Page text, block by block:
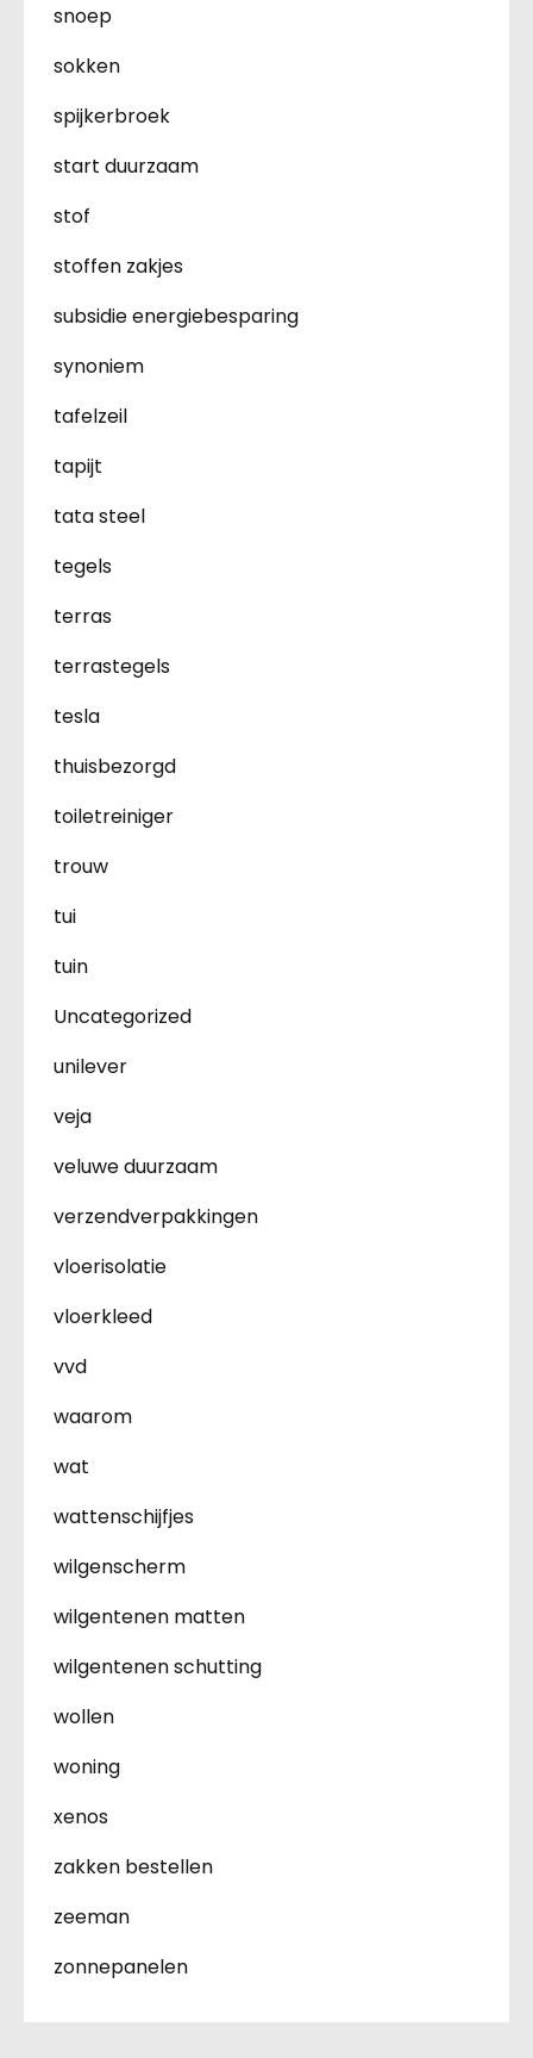
snoep
sokken
spijkerbroek
start duurzaam
stof
stoffen zakjes
subsidie energiebesparing
synoniem
tafelzeil
tapijt
tata steel
tegels
terras
terrastegels
tesla
thuisbezorgd
toiletreiniger
trouw
tui
tuin
Uncategorized
unilever
veja
veluwe duurzaam
verzendverpakkingen
vloerisolatie
vloerkleed
vvd
waarom
wat
wattenschijfjes
wilgenscherm
wilgentenen matten
wilgentenen schutting
wollen
woning
xenos
zakken bestellen
zeeman
zonnepanelen